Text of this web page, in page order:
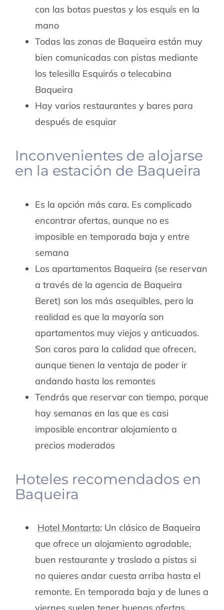
con las botas puestas y los esquís en la
mano
Todas las zonas de Baqueira están muy
bien comunicadas con pistas mediante
los telesilla Esquirós o telecabina
Baqueira
Hay varios restaurantes y bares para
después de esquiar
Inconvenientes de alojarse
en la estación de Baqueira
Es la opción más cara. Es complicado
encontrar ofertas, aunque no es
imposible en temporada baja y entre
semana
Los apartamentos Baqueira (se reservan
a través de la agencia de Baqueira
Beret) son los más asequibles, pero la
realidad es que la mayoría son
apartamentos muy viejos y anticuados.
Son caros para la calidad que ofrecen,
aunque tienen la ventaja de poder ir
andando hasta los remontes
Tendrás que reservar con tiempo, porque
hay semanas en las que es casi
imposible encontrar alojamiento a
precios moderados
Hoteles recomendados en
Baqueira
Hotel Montarto: Un clásico de Baqueira
que ofrece un alojamiento agradable,
buen restaurante y traslado a pistas si
no quieres andar cuesta arriba hasta el
remonte. En temporada baja y de lunes a